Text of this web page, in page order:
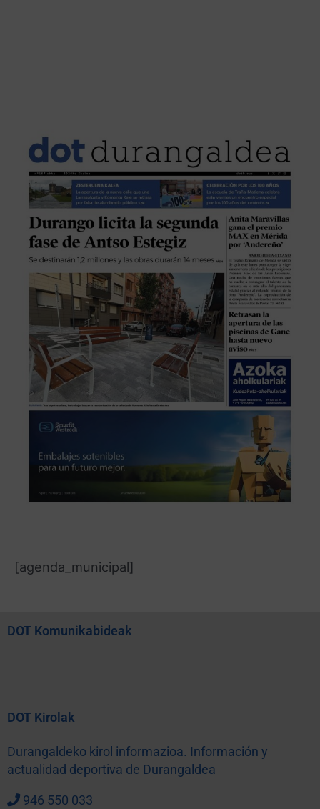
[agenda_municipal]
DOT Komunikabideak
DOT Kirolak
Durangaldeko kirol informazioa. Información y
actualidad deportiva de Durangaldea
946 550 033